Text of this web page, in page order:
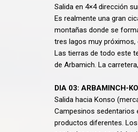
Salida en 4×4 dirección
Es realmente una gran
montañas donde se
tres lagos muy próximos,
Las tierras de todo este
de Arbamich. La
DIA 03: ARBAMINCH-
Salida hacia Konso
Campesinos sedentarios
productos diferentes.